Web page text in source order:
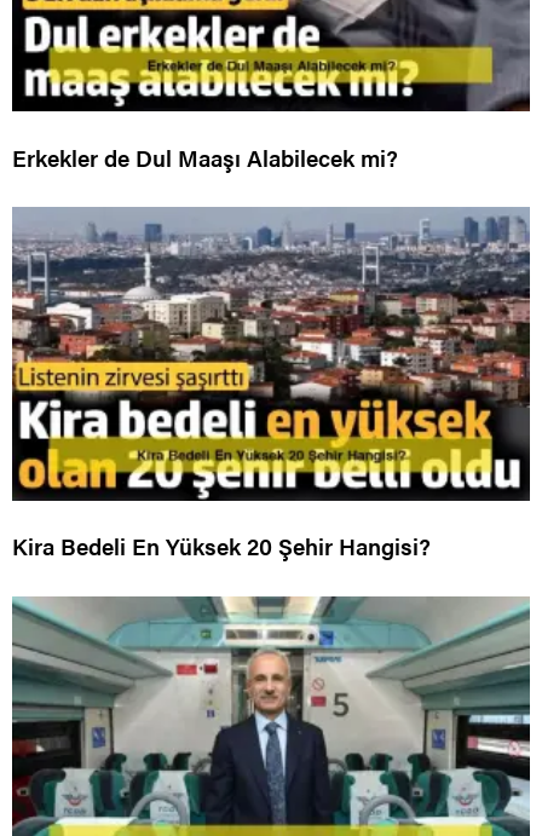
Erkekler de Dul Maaşı Alabilecek mi?
Kira Bedeli En Yüksek 20 Şehir Hangisi?